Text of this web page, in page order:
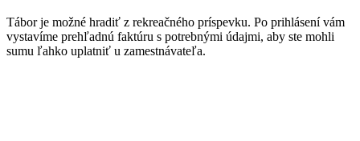
Tábor je možné hradiť z rekreačného príspevku. Po prihlásení vám
vystavíme prehľadnú faktúru s potrebnými údajmi, aby ste mohli
sumu ľahko uplatniť u zamestnávateľa.